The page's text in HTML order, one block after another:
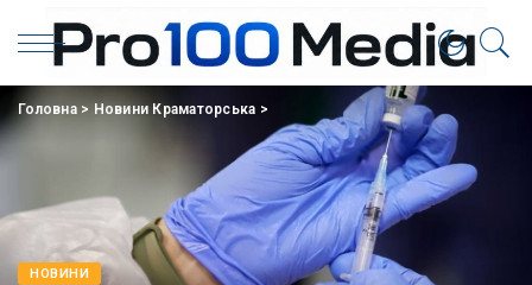
Головна> Новини Краматорська >
НОВИНИ